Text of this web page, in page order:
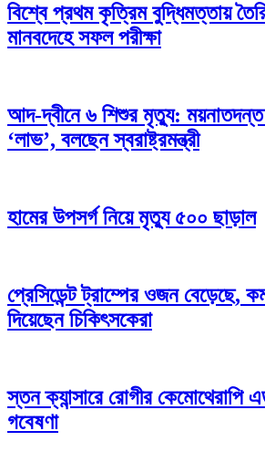
বিশ্বে প্রথম কৃত্রিম বুদ্ধিমত্তায়
মানবদেহে সফল পরীক্ষা
আদ-দ্বীনে ৬ শিশুর মৃত্যু: ময়নাতদন্ত
‘লাভ’, বলছেন স্বরাষ্ট্রমন্ত্রী
হামের উপসর্গ নিয়ে মৃত্যু ৫০০ ছাড়াল
প্রেসিডেন্ট ট্রাম্পের ওজন বেড়েছে,
দিয়েছেন চিকিৎসকেরা
স্তন ক্যান্সারে রোগীর কেমোথেরাপি
গবেষণা